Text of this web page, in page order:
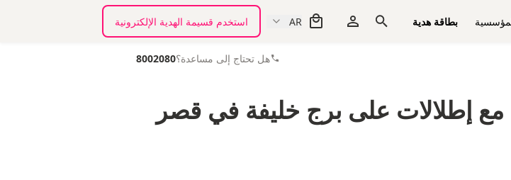
بطاقة هدية AR استخدم قسيمة الهدية الإلكترونية
هل تحتاج إلى مساعدة؟8002080
مع إطلالات على برج خليفة في قصر